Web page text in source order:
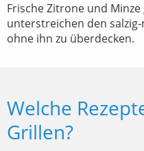
Frische Zitrone und
unterstreichen den
ohne ihn zu überdecken.
Welche
Grillen?